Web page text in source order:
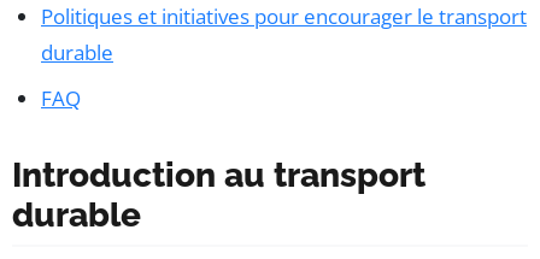
Politiques et initiatives pour encourager le transport
durable
FAQ
Introduction au transport
durable